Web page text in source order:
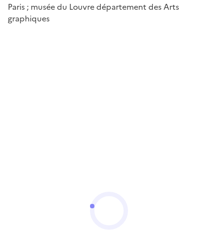
Paris ; musée du Louvre département des Arts
graphiques